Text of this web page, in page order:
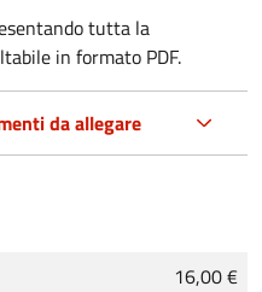
tutta la
in formato PDF.
da allegare
16,00 €